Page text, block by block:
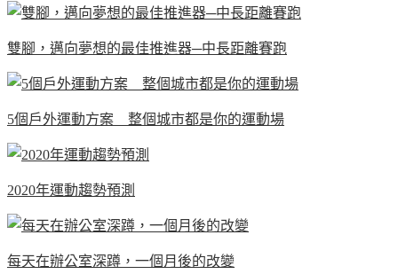
雙腳，邁向夢想的最佳推進器─中長距離賽跑
5個戶外運動方案 整個城市都是你的運動場
2020年運動趨勢預測
每天在辦公室深蹲，一個月後的改變